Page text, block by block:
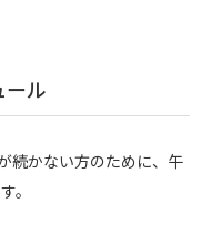
ル
続かない方のために、午
。